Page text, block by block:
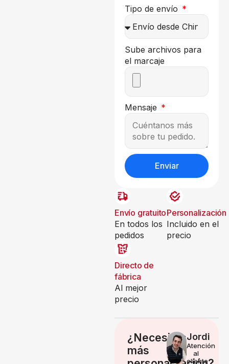
Tipo de envío
Sube archivos para
el marcaje
Mensaje
Enviar
Envío gratuito
En todos los
pedidos
Personalización
Incluido en el
precio
Directo de
fábrica
Al mejor
precio
¿Necesitas
más
Jordi
Atención
al
cliente